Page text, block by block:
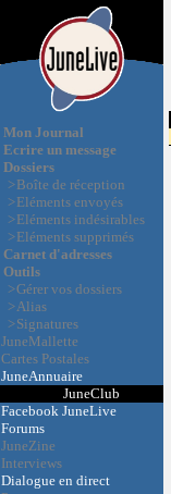
Mon Journal
Ecrire un message
Dossiers
>Boîte de réception
>Eléments envoyés
>Eléments indésirables
>Eléments supprimés
Carnet d'adresses
Outils
>Gérer vos dossiers
>Alias
>Signatures
JuneMallette
Cartes Postales
JuneAnnuaire
JuneClub
Facebook JuneLive
Forums
JuneZine
Interviews
Dialogue en direct